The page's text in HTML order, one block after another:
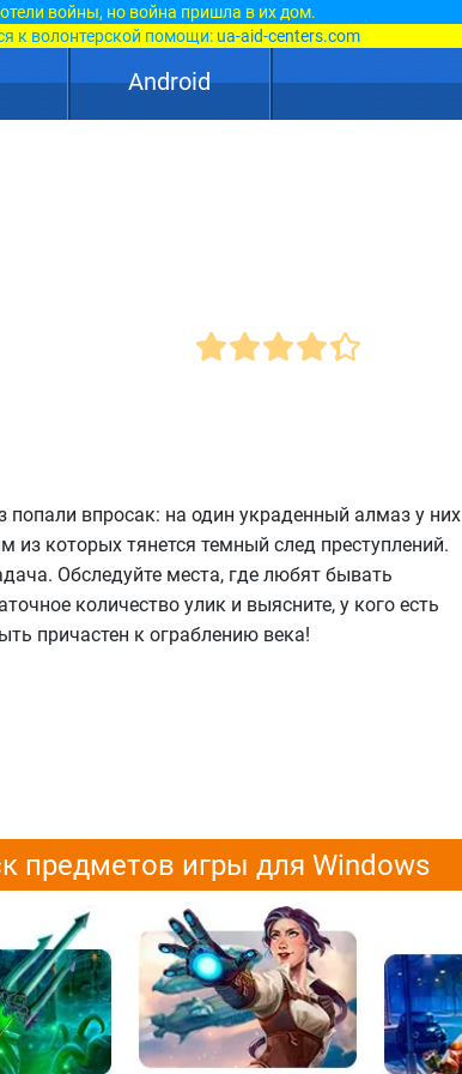
войны, но война пришла в их дом.
к волонтерской помощи: ua-aid-centers.com
Android
попали впросак: на один украденный алмаз у них
которых тянется темный след преступлений.
Обследуйте места, где любят бывать
количество улик и выясните, у кого есть
причастен к ограблению века!
предметов игры для Windows